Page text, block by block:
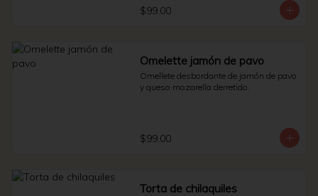
$99.00
Omelette jamón de pavo
Omellete desbordante de jamón de pavo
y queso mozarella derretido.
$99.00
Torta de chilaquiles